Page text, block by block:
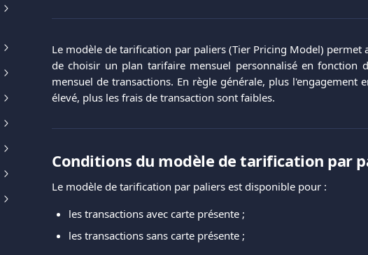
Le modèle de tarification par paliers (Tier Pricing Model)
de choisir un plan tarifaire mensuel personnalisé en fonction
mensuel de transactions. En règle générale, plus l'engagement
élevé, plus les frais de transaction sont faibles.
Conditions du modèle de tarification par
Le modèle de tarification par paliers est disponible pour :
les transactions avec carte présente ;
les transactions sans carte présente ;